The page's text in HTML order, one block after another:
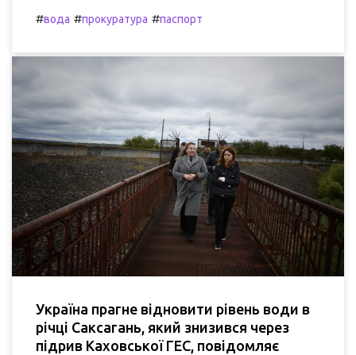
#вода #прокуратура #паспорт
Україна прагне відновити рівень води в
річці Саксагань, який знизився через
підрив Каховської ГЕС, повідомляє